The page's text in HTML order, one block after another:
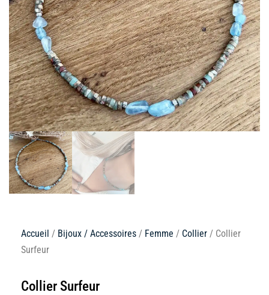
Accueil / Bijoux / Accessoires / Femme / Collier / Collier
Surfeur
Collier Surfeur